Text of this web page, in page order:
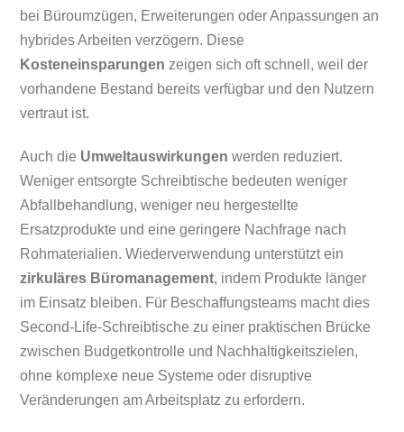
bei Büroumzügen, Erweiterungen oder Anpassungen an
hybrides Arbeiten verzögern. Diese
Kosteneinsparungen zeigen sich oft schnell, weil der
vorhandene Bestand bereits verfügbar und den Nutzern
vertraut ist.
Auch die Umweltauswirkungen werden reduziert.
Weniger entsorgte Schreibtische bedeuten weniger
Abfallbehandlung, weniger neu hergestellte
Ersatzprodukte und eine geringere Nachfrage nach
Rohmaterialien. Wiederverwendung unterstützt ein
zirkuläres Büromanagement, indem Produkte länger
im Einsatz bleiben. Für Beschaffungsteams macht dies
Second-Life-Schreibtische zu einer praktischen Brücke
zwischen Budgetkontrolle und Nachhaltigkeitszielen,
ohne komplexe neue Systeme oder disruptive
Veränderungen am Arbeitsplatz zu erfordern.